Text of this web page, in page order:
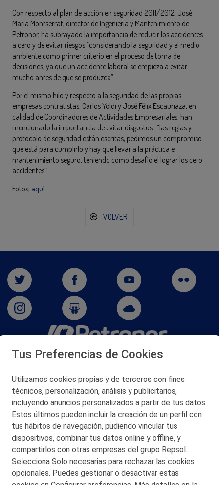
Con respecto al plan de acción en seguridad 2011/2012, José
María Montserrat, director de Ingeniería y Mantenimiento de
Petronor, ha subrayado la importancia de reducir los accidentes
a cero y de evitar riesgos “considerando la seguridad y el medio
ambiente como primer criterio en el proceso de toma de
decisiones, ya que un accidente laboral se empieza a evitar
mucho antes de que se produzca”.
Por el mismo hilo y respecto a la seguridad de las propias
empresas contratistas, Carlos Yoldi y José Félix Escauriaza, en
calidad de Coordinadores de Actividades Empresariales, han
mencionado la importancia de evitar disgustos, “las reglas y
protocolo de seguridad están escritas, pedimos un compromiso
que está para cumplirlo y hay que llevar a la práctica el
mantenimiento seguro, teniendo como desafío el lograr los cero
accidentes”.
Fotos, aquí.
VOLVER
San Martín 5-Edificio Muñatones,
© 2026 Petronor S.A.
CONTACTO
MAPA WEB
POLITICA DE PRIVACIDAD
Tus Preferencias de Cookies
Utilizamos cookies propias y de terceros con fines
técnicos, personalización, análisis y publicitarios,
incluyendo anuncios personalizados a partir de tus datos.
Estos últimos pueden incluir la creación de un perfil con
tus hábitos de navegación, pudiendo vincular tus
dispositivos, combinar tus datos online y offline, y
compartirlos con otras empresas del grupo Repsol.
Selecciona Solo necesarias para rechazar las cookies
opcionales. Puedes gestionar o desactivar estas